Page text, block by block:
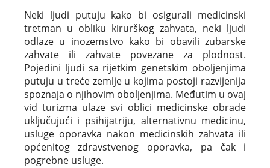
Neki ljudi putuju kako bi osigurali medicinski
tretman u obliku kirurškog zahvata, neki ljudi
odlaze u inozemstvo kako bi obavili zubarske
zahvate ili zahvate povezane za plodnost.
Pojedini ljudi sa rijetkim genetskim oboljenjima
putuju u treće zemlje u kojima postoji razvijenija
spoznaja o njihovim oboljenjima. Međutim u ovaj
vid turizma ulaze svi oblici medicinske obrade
uključujući i psihijatriju, alternativnu medicinu,
usluge oporavka nakon medicinskih zahvata ili
općenitog zdravstvenog oporavka, pa čak i
pogrebne usluge.